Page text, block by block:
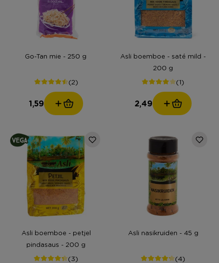
Go-Tan mie - 250 g
(2)
1,59
Asli boemboe - saté mild -
200 g
(1)
2,49
Asli boemboe - petjel
pindasaus - 200 g
(3)
Asli nasikruiden - 45 g
(4)